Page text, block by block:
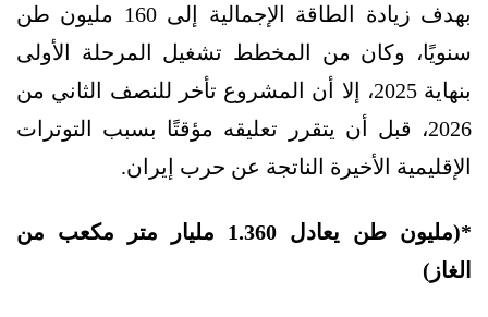
بهدف زيادة الطاقة الإجمالية إلى 160 مليون طن
سنويًا، وكان من المخطط تشغيل المرحلة الأولى
بنهاية 2025، إلا أن المشروع تأخر للنصف الثاني من
2026، قبل أن يتقرر تعليقه مؤقتًا بسبب التوترات
الإقليمية الأخيرة الناتجة عن حرب إيران.
*(مليون طن يعادل 1.360 مليار متر مكعب من
الغاز)